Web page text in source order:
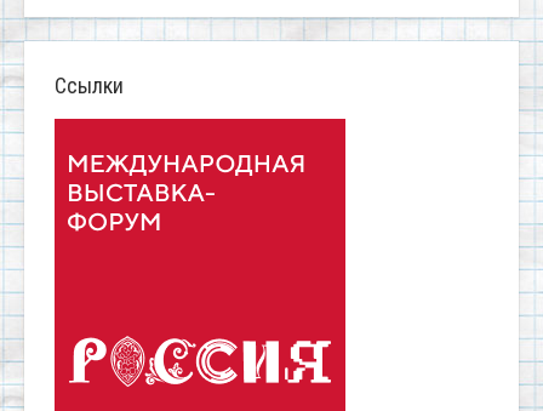
Ссылки